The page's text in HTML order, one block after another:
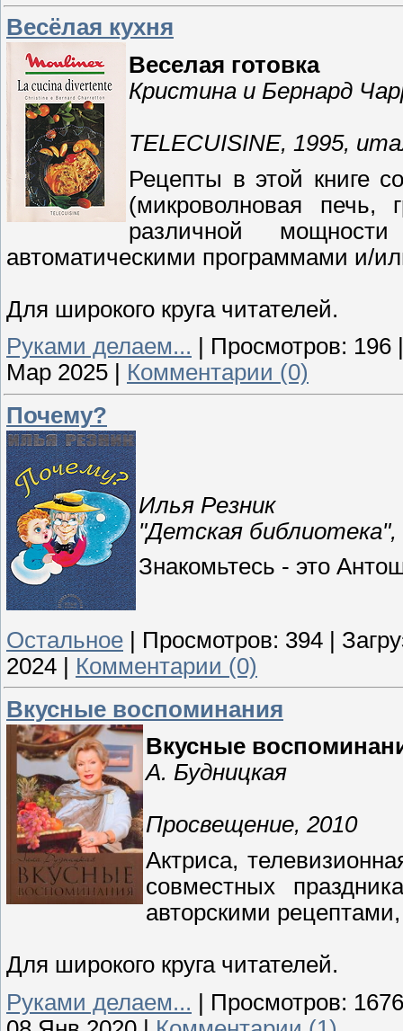
Весёлая кухня
Веселая готовка
Кристина и Бернард
TELECUISINE, 1995,
Рецепты в этой книге
(микроволновая печь,
различной
автоматическими программами и/
Для широкого круга читателей.
Руками делаем...
Просмотров: 196
Мар 2025
Комментарии (0)
Почему?
Илья Резник
"Детская библиотека",
Знакомьтесь - это
Остальное | Просмотров: 394 |
2024 | Комментарии (0)
Вкусные воспоминания
Вкусные
А. Будницкая
Просвещение, 2010
Актриса,
совместных
авторскими
Для широкого круга читателей.
Руками делаем... | Просмотров: 1676